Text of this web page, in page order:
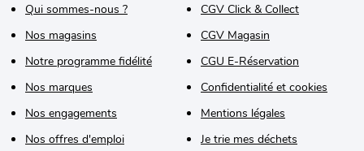
Qui sommes-nous ?
Nos magasins
Notre programme fidélité
Nos marques
Nos engagements
Nos offres d'emploi
CGV Click & Collect
CGV Magasin
CGU E-Réservation
Confidentialité et cookies
Mentions légales
Je trie mes déchets